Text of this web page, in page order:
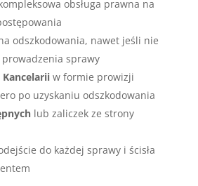
obsługa prawna na
odszkodowania, nawet jeśli nie
sprawy
w formie prowizji
po uzyskaniu odszkodowania
lub zaliczek ze strony
do każdej sprawy i ścisła